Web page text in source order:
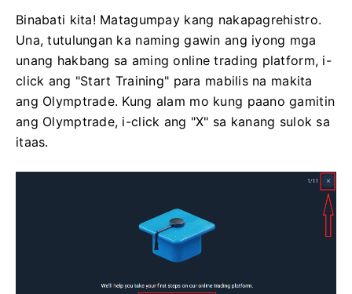
Binabati kita! Matagumpay kang nakapagrehistro.
Una, tutulungan ka naming gawin ang iyong mga
unang hakbang sa aming online trading platform, i-
click ang "Start Training" para mabilis na makita
ang Olymptrade. Kung alam mo kung paano gamitin
ang Olymptrade, i-click ang "X" sa kanang sulok sa
itaas.